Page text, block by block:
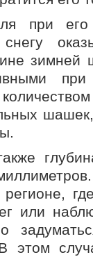
при
зимней
или
этом